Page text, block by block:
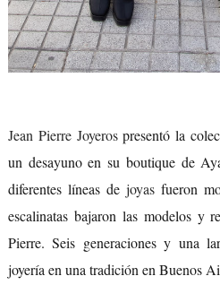
Jean Pierre Joyerospresentó la
un desayuno en su boutique de
diferentes líneas de joyasfueron
escalinatas bajaron las modelos y
Pierre. Seis generaciones y una
joyería en una tradición en Buenos